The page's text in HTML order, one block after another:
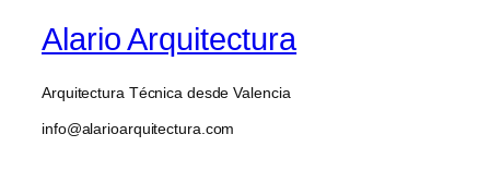
Alario Arquitectura
Arquitectura Técnica desde Valencia
info@alarioarquitectura.com